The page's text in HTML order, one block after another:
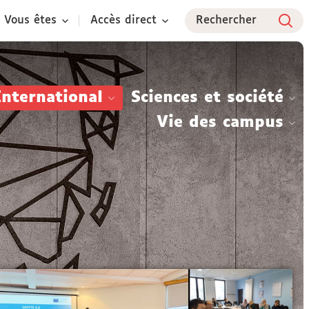
Vous êtes Accès direct Rechercher
Sciences et société
Vie des campus